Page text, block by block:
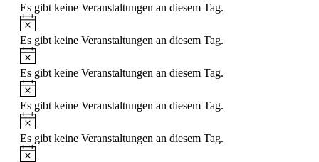
Es gibt keine Veranstaltungen an diesem Tag.
Hinweis
Es gibt keine Veranstaltungen an diesem Tag.
Hinweis
Es gibt keine Veranstaltungen an diesem Tag.
Hinweis
Es gibt keine Veranstaltungen an diesem Tag.
Hinweis
Es gibt keine Veranstaltungen an diesem Tag.
Hinweis